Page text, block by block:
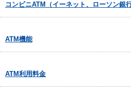
コンビニATM（イーネット、ローソン銀
ATM機能
ATM利用料金